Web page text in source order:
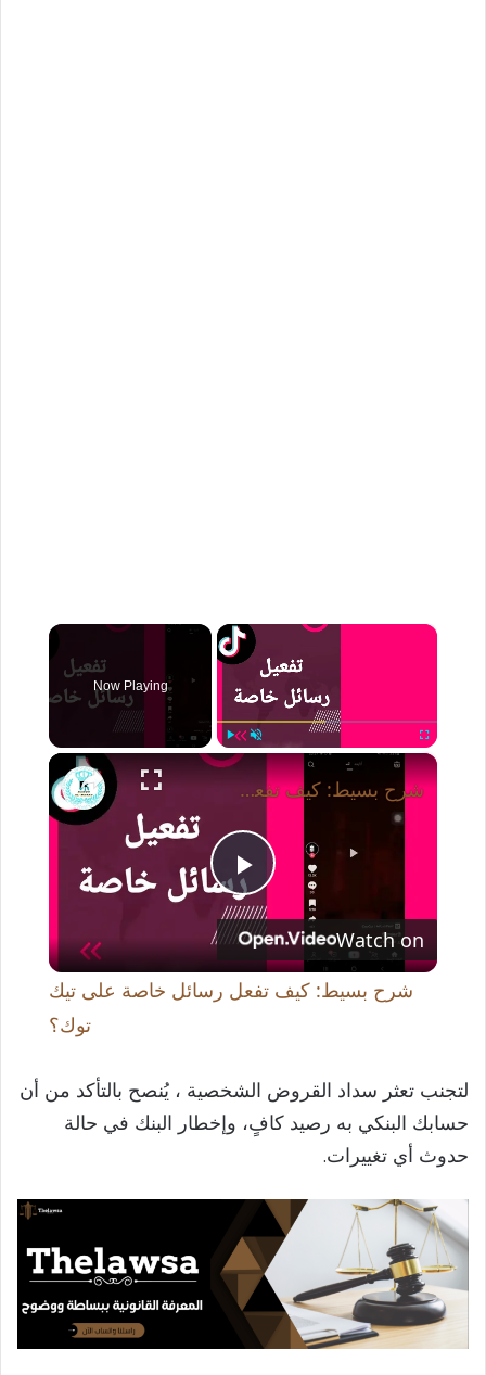
×
Play Fullscreen
Now Playing
×
P
y
d
e
شرح بسيط: كيف تفعل رسائل خاصة على تيك توك؟
Watch on
شرح بسيط: كيف تفعل رسائل خاصة على تيك
توك؟
لتجنب تعثر سداد القروض الشخصية ، يُنصح بالتأكد من أن
حسابك البنكي به رصيد كافٍ، وإخطار البنك في حالة
حدوث أي تغييرات.